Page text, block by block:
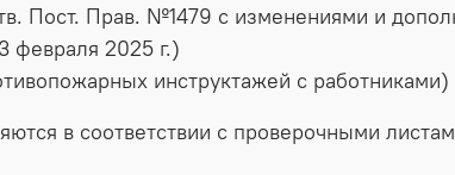
Пост. Прав. №1479 с изменениями и
февраля 2025 г.)
инструктажей с работниками)
в соответствии с проверочными